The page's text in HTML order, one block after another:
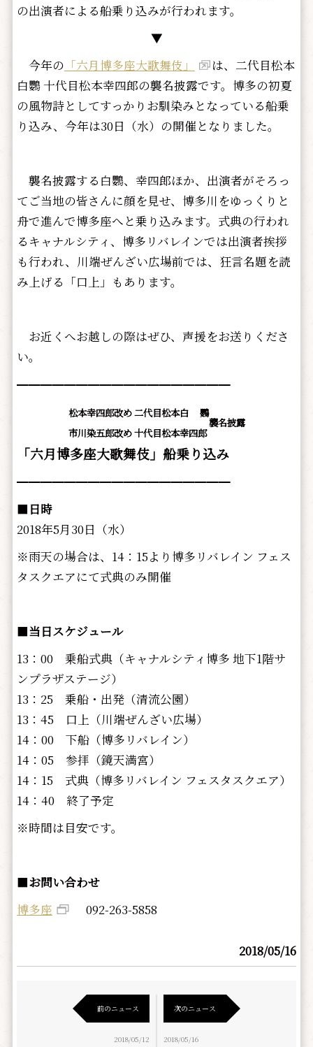
の出演者による船乗り込みが行われます。
▼
今年の 「六月博多座大歌舞伎」
は、二代目松本
白鸚 十代目松本幸四郎の襲名披露です。博多の初夏
の風物詩としてすっかりお馴染みとなっている船乗
り込み、今年は30日（水）の開催となりました。
襲名披露する白鸚、幸四郎ほか、出演者がそろっ
てご当地の皆さんに顔を見せ、博多川をゆっくりと
舟で進んで博多座へと乗り込みます。式典の行われ
るキャナルシティ、博多リバレインでは出演者挨拶
も行われ、川端ぜんざい広場前では、狂言名題を読
み上げる「口上」もあります。
お近くへお越しの際はぜひ、声援をお送りくださ
い。
━━━━━━━━━━━━━━━━━━
松本幸四郎改め 二代目松本白 鸚
市川染五郎改め 十代目松本幸四郎
襲名披露
「六月博多座大歌舞伎」船乗り込み
━━━━━━━━━━━━━━━━━━
■ 日時
2018年5月30日（水）
※雨天の場合は、14：15より博多リバレイン フェス
タスクエアにて式典のみ開催
■当日スケジュール
13：00 乗船式典（キャナルシティ博多 地下1階サ
ンプラザステージ）
13：25 乗船・出発（清流公園）
13：45 口上（川端ぜんざい広場）
14：00 下船（博多リバレイン）
14：05 参拝（鏡天満宮）
14：15 式典（博多リバレイン フェスタスクエア）
14：40 終了予定
※時間は目安です。
■お問い合わせ
博多座
092-263-5858
2018/05/16
前のニュース
2018/05/12
次のニュース
2018/05/16